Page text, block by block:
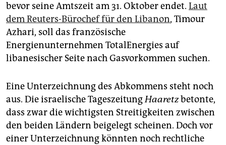
bevor seine Amtszeit am 31. Oktober endet. Laut
dem Reuters-Bürochef für den Libanon, Timour
Azhari, soll das französische
Energienunternehmen TotalEnergies auf
libanesischer Seite nach Gasvorkommen suchen.
Eine Unterzeichnung des Abkommens steht noch
aus. Die israelische TageszeitungHaaretzbetonte,
dass zwar die wichtigsten Streitigkeiten zwischen
den beiden Ländern beigelegt scheinen. Doch vor
einer Unterzeichnung könnten noch rechtliche